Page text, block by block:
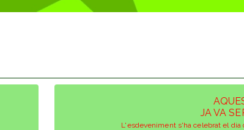
JA VA
L'esdeveniment s'ha celebrat el dia